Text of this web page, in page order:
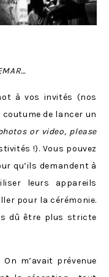
à vos invités (nos
de lancer un
or video, please
!). Vous pouvez
qu’ils demandent à
leurs appareils
pour la cérémonie.
dû être plus stricte
On m’avait prévenue